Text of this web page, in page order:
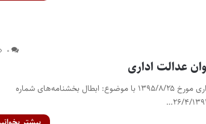
۰
رأی شماره۵۵۹ هیأت عمومی دیوان عدالت اداری مورخ ۱۳۹۵/۸/۲۵ با موضوع: ابطال بخشنامه‌های شماره